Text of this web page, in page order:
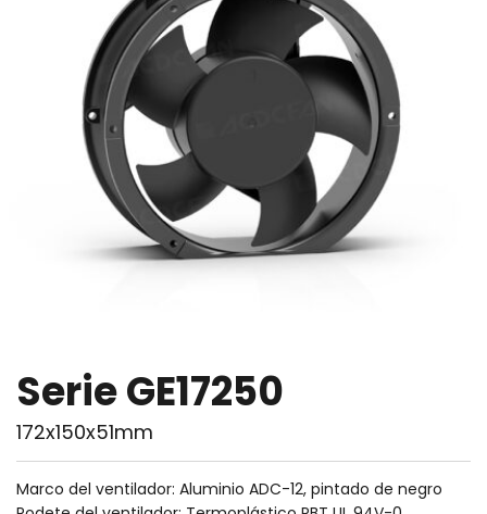
Serie GE17250
172x150x51mm
Marco del ventilador: Aluminio ADC-12, pintado de negro